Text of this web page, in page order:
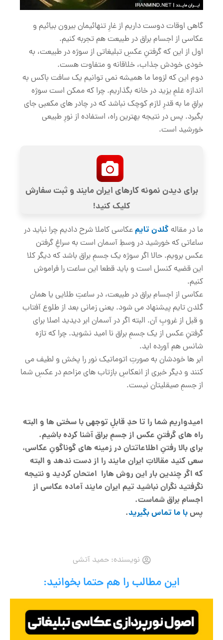
گاهی اوقات دوست داریم از غارِ تنهائیمان بیرون بیائیم و
عکاسی از اجسام براق در طبیعت هم تجربه کنیم.
اول از این که گرفتنِ عکسِ تبلیغاتی از سوژه در طبیعت، به
خودی خودش جذاب، خلاقانه و متفاوت هست.
دوم این که لزوما ما همیشه نمی توانیم یک سافت باکس به
اندازه عَلمِ یزید در خانه بگذاریم. چرا که ممکن است سوژه
براقِ ما به قدرِ لازم کوچک نباشد که در چادر های مکعبی جای
بگیرد. پس در نتیجه بهترین راه، استفاده از نورِ طبیعی
خورشید است.
برای دیدن نمونه کارهای ایران مایند و ثبت سفارش
کلیک کنید!
ما در مقالهگلدن تایمعکاسی کاملا شرح دادیم چرا نباید در
ساعاتی که خورشید در وسطِ آسمان است به سراغِ گرفتن
عکس برویم. حالا اگر سوژه یک جسمِ براق باشد که دیگر کلا
این قضیه کنسل است و باید قطعا این ساعت را فراموش
کنیم.
عکاسی از اجسام براق در طبیعت، در ساعتِ طلایی یا همان
گلدن تایم پیشنهاد می شود. یعنی زمانی بعد از طلوع آفتاب
و قبل از غروبِ آن. البته اگر در آسمان ابر دیدید اصلا برای
گرفتنِ عکس از یک جسمِ براق نا امید نشوید. چرا که تازه
شانس هم آورده اید.
ابر ها خودشان به صورتِ اتوماتیک نور را پخش و لطیف می
کنند و دیگر خبری از انعکاسِ بازتاب های مزاحم در عکسِ شما
از جسمِ صیقلیتان نیست.
امیدواریم شما را تا حدِ قابلِ توجهی با سختی ها و البته
راه های گرفتنِ عکس از جسمِ براق آشنا کرده باشیم.
برای بالا رفتنِ اطلاعاتتان در زمینه های گوناگونِ عکاسی،
سعی کنید مقالاتِ ایران مایند را از دست ندهد و البته
که اگر چندین بار این روش هارا امتحان کردید و نتیجه
نگرفتید نگران نباشید تیم ایران مایند آماده عکاسی از
اجسام براق شماست.
پسبا ما تماس بگیرید.
نویسنده:حمید آتشی
این مطالب را هم حتما بخوانید: